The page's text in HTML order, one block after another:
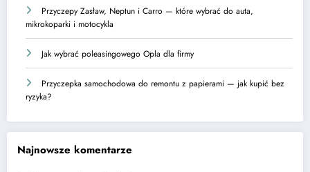
Przyczepy Zasław, Neptun i Carro — które wybrać do auta,
mikrokoparki i motocykla
Jak wybrać poleasingowego Opla dla firmy
Przyczepka samochodowa do remontu z papierami — jak kupić bez
ryzyka?
Najnowsze komentarze